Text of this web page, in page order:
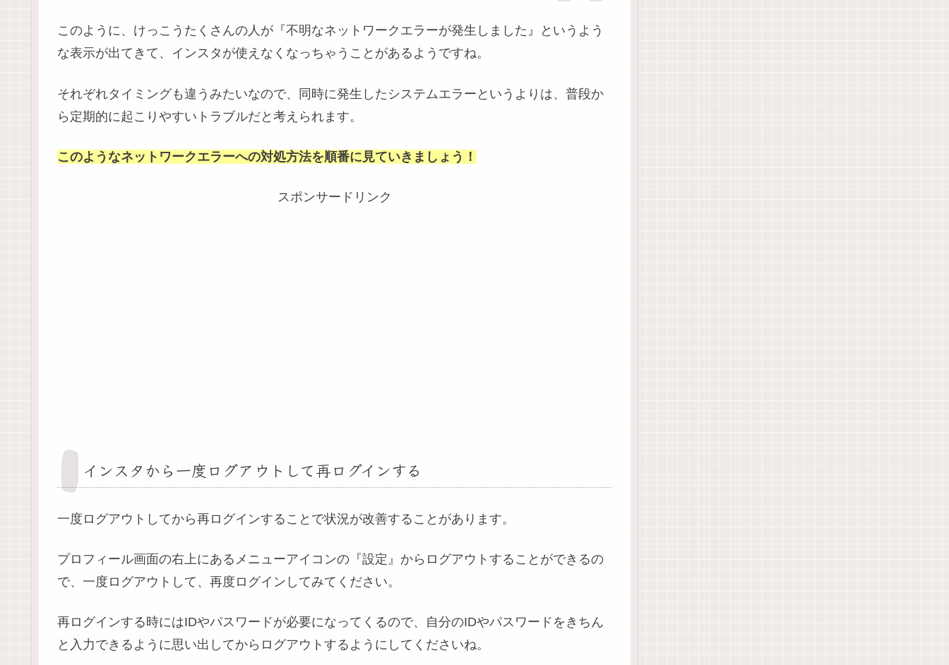
このように、けっこうたくさんの人が『不明なネットワークエラーが発生しました』というよう
な表示が出てきて、インスタが使えなくなっちゃうことがあるようですね。
それぞれタイミングも違うみたいなので、同時に発生したシステムエラーというよりは、普段か
ら定期的に起こりやすいトラブルだと考えられます。
このようなネットワークエラーへの対処方法を順番に見ていきましょう！
スポンサードリンク
インスタから一度ログアウトして再ログインする
一度ログアウトしてから再ログインすることで状況が改善することがあります。
プロフィール画面の右上にあるメニューアイコンの『設定』からログアウトすることができるの
で、一度ログアウトして、再度ログインしてみてください。
再ログインする時にはIDやパスワードが必要になってくるので、自分のIDやパスワードをきちん
と入力できるように思い出してからログアウトするようにしてくださいね。